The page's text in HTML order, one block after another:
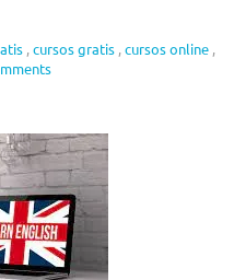
,cursos gratis ,cursos online ,